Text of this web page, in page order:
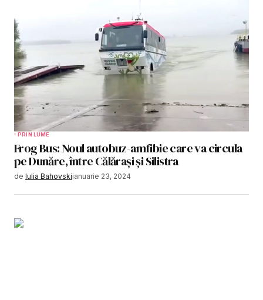
PRIN LUME
Frog Bus: Noul autobuz-amfibie care va circula
pe Dunăre, între Călărași și Silistra
de Iulia Bahovskiianuarie 23, 2024